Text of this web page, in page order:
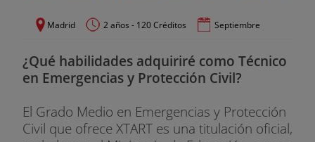
Madrid 2 años - 120 Créditos Septiembre
¿Qué habilidades adquiriré como Técnico
en Emergencias y Protección Civil?
El Grado Medio en Emergencias y Protección
Civil que ofrece XTART es una titulación oficial,